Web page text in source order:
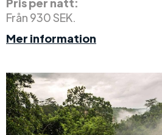
Pris per natt:
Från 930 SEK.
Mer information